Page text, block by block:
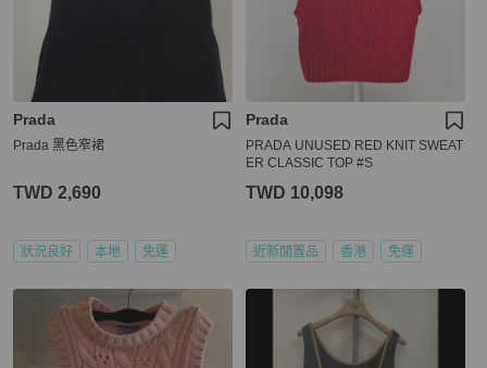
Prada
Prada 黑色窄裙
TWD 2,690
狀況良好 本地 免運
Prada
PRADA UNUSED RED KNIT SWEAT
ER CLASSIC TOP #S
TWD 10,098
近新閒置品 香港 免運